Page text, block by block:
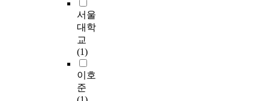
서울
대학
교
(1)
이호
준